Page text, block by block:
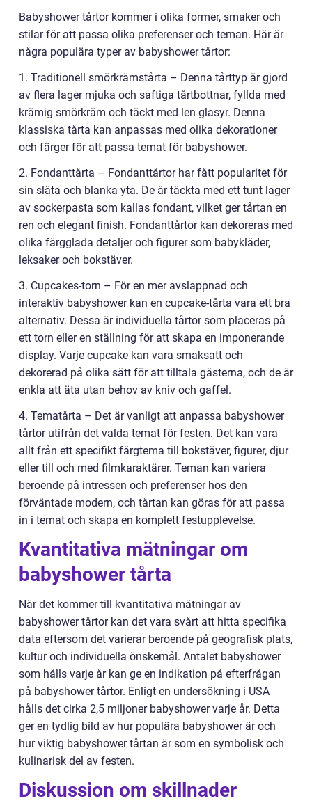
Babyshower tårtor kommer i olika former, smaker och
stilar för att passa olika preferenser och teman. Här är
några populära typer av babyshower tårtor:
1. Traditionell smörkrämstårta – Denna tårttyp är gjord
av flera lager mjuka och saftiga tårtbottnar, fyllda med
krämig smörkräm och täckt med len glasyr. Denna
klassiska tårta kan anpassas med olika dekorationer
och färger för att passa temat för babyshower.
2. Fondanttårta – Fondanttårtor har fått popularitet för
sin släta och blanka yta. De är täckta med ett tunt lager
av sockerpasta som kallas fondant, vilket ger tårtan en
ren och elegant finish. Fondanttårtor kan dekoreras med
olika färgglada detaljer och figurer som babykläder,
leksaker och bokstäver.
3. Cupcakes-torn – För en mer avslappnad och
interaktiv babyshower kan en cupcake-tårta vara ett bra
alternativ. Dessa är individuella tårtor som placeras på
ett torn eller en ställning för att skapa en imponerande
display. Varje cupcake kan vara smaksatt och
dekorerad på olika sätt för att tilltala gästerna, och de är
enkla att äta utan behov av kniv och gaffel.
4. Tematårta – Det är vanligt att anpassa babyshower
tårtor utifrån det valda temat för festen. Det kan vara
allt från ett specifikt färgtema till bokstäver, figurer, djur
eller till och med filmkaraktärer. Teman kan variera
beroende på intressen och preferenser hos den
förväntade modern, och tårtan kan göras för att passa
in i temat och skapa en komplett festupplevelse.
Kvantitativa mätningar om
babyshower tårta
När det kommer till kvantitativa mätningar av
babyshower tårtor kan det vara svårt att hitta specifika
data eftersom det varierar beroende på geografisk plats,
kultur och individuella önskemål. Antalet babyshower
som hålls varje år kan ge en indikation på efterfrågan
på babyshower tårtor. Enligt en undersökning i USA
hålls det cirka 2,5 miljoner babyshower varje år. Detta
ger en tydlig bild av hur populära babyshower är och
hur viktig babyshower tårtan är som en symbolisk och
kulinarisk del av festen.
Diskussion om skillnader